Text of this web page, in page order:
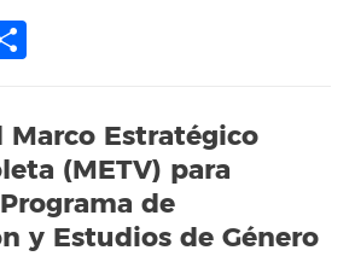
Marco Estratégico
(METV) para
de
y Estudios de Género